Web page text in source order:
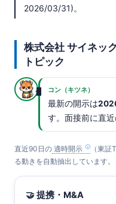
2026/03/31)。
株式会社 サイネッ
トピック
コン（キツネ）
最新の開示は
す。面接前に直近
直近90日の 適時開示
（東
る動きを自動抽出しています。
🤝 提携・M&A